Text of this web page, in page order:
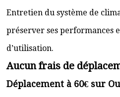
Entretien du système de
préserver ses performances
d’utilisation.
Aucun frais de
Déplacement à 60€ sur